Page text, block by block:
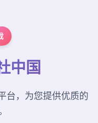
中国
台，为您提供优质的